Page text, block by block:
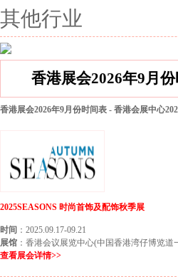
其他行业
香港展会2026年9月
香港展会2026年9月份时间表 - 香港会展中心
2025SEASONS 时尚首饰及配饰秋季展
时间 ：2025.09.17-09.21
展馆 ：香港会议展览中心(中国香港湾仔博览道
查看展会详情>>